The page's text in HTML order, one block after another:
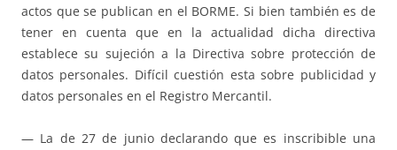
actos que se publican en el BORME. Si bien también es de
tener en cuenta que en la actualidad dicha directiva
establece su sujeción a la Directiva sobre protección de
datos personales. Difícil cuestión esta sobre publicidad y
datos personales en el Registro Mercantil.
— La de 27 de junio declarando que es inscribible una